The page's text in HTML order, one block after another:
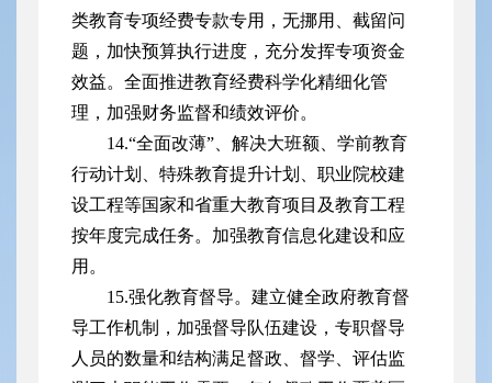
类教育专项经费专款专用，无挪用、截留问
题，加快预算执行进度，充分发挥专项资金
效益。全面推进教育经费科学化精细化管
理，加强财务监督和绩效评价。
14.“全面改薄”、解决大班额、学前教育
行动计划、特殊教育提升计划、职业院校建
设工程等国家和省重大教育项目及教育工程
按年度完成任务。加强教育信息化建设和应
用。
15.强化教育督导。建立健全政府教育督
导工作机制，加强督导队伍建设，专职督导
人员的数量和结构满足督政、督学、评估监